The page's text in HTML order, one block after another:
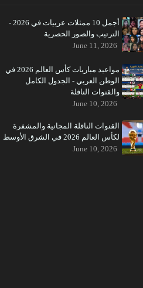
أجمل 10 ممثلات عربيات في 2026 -
الترتيب والصور الحصرية
June 11, 2026
مواعيد مباريات كأس العالم 2026 في
الوطن العربي - الجدول الكامل
والقنوات الناقلة
June 10, 2026
القنوات الناقلة المجانية والمشفرة
لكأس العالم 2026 في الشرق الأوسط
June 10, 2026